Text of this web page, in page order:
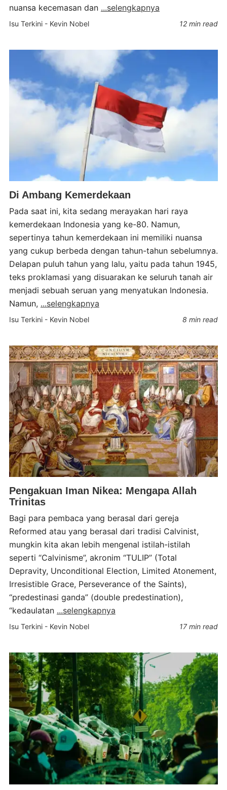
nuansa kecemasan dan ...selengkapnya
Isu Terkini - Kevin Nobel 12 min read
Di Ambang Kemerdekaan
Pada saat ini, kita sedang merayakan hari raya
kemerdekaan Indonesia yang ke-80. Namun,
sepertinya tahun kemerdekaan ini memiliki nuansa
yang cukup berbeda dengan tahun-tahun sebelumnya.
Delapan puluh tahun yang lalu, yaitu pada tahun 1945,
teks proklamasi yang disuarakan ke seluruh tanah air
menjadi sebuah seruan yang menyatukan Indonesia.
Namun, ...selengkapnya
Isu Terkini - Kevin Nobel 8 min read
Pengakuan Iman Nikea: Mengapa Allah
Trinitas
Bagi para pembaca yang berasal dari gereja
Reformed atau yang berasal dari tradisi Calvinist,
mungkin kita akan lebih mengenal istilah-istilah
seperti “Calvinisme”, akronim “TULIP” (Total
Depravity, Unconditional Election, Limited Atonement,
Irresistible Grace, Perseverance of the Saints),
“predestinasi ganda” (double predestination),
“kedaulatan ...selengkapnya
Isu Terkini - Kevin Nobel 17 min read